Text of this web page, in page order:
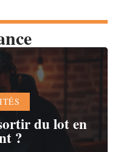
du lot en
?